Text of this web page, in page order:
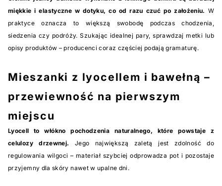
miękkie i elastyczne w dotyku, co od razu czuć po założeniu. W
praktyce oznacza to większą swobodę podczas chodzenia,
siedzenia czy podróży. Szukając idealnej pary, sprawdzaj metki lub
opisy produktów – producenci coraz częściej podają gramaturę.
Mieszanki z lyocellem i bawełną –
przewiewność na pierwszym
miejscu
Lyocell to włókno pochodzenia naturalnego, które powstaje z
celulozy drzewnej. Jego największą zaletą jest zdolność do
regulowania wilgoci – materiał szybciej odprowadza pot i pozostaje
przyjemny dla skóry nawet w upalne dni.